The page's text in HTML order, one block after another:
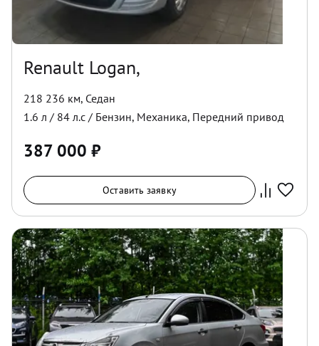
Renault Logan,
218 236 км, Седан
1.6 л / 84 л.с / Бензин, Механика, Передний привод
387 000 ₽
Оставить заявку